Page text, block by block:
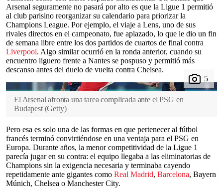
Arsenal seguramente no pasará por alto es que la Ligue 1 permitió
al club parisino reorganizar su calendario para priorizar la
Champions League. Por ejemplo, el viaje a Lens, uno de sus
rivales directos en el campeonato, fue aplazado, lo que le dio un fin
de semana libre entre los dos partidos de cuartos de final contra
Liverpool. Algo similar ocurrió en la ronda anterior, cuando su
encuentro liguero frente a Nantes se pospuso y permitió más
descanso antes del duelo de vuelta contra Chelsea.
El Arsenal afronta una tarea complicada ante el PSG en
Budapest (Getty)
Pero esa es solo una de las formas en que pertenecer al fútbol
francés terminó convirtiéndose en una ventaja para el PSG en
Europa. Durante años, la menor competitividad de la Ligue 1
parecía jugar en su contra: el equipo llegaba a las eliminatorias de
Champions sin la exigencia necesaria y terminaba cayendo
repetidamente ante gigantes como Real Madrid, Barcelona, Bayern
Múnich, Chelsea o Manchester City.